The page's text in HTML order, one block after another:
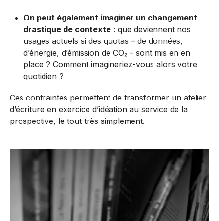
On peut également imaginer un changement
drastique de contexte : que deviennent nos
usages actuels si des quotas – de données,
d’énergie, d’émission de CO₂ – sont mis en en
place ? Comment imagineriez-vous alors votre
quotidien ?
Ces contraintes permettent de transformer un atelier
d’écriture en exercice d’idéation au service de la
prospective, le tout très simplement.